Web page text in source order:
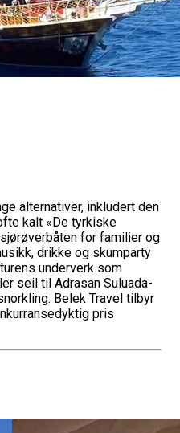
alternativer, inkludert den
kalt «De tyrkiske
for familier og
drikke og skumparty
underverk som
seil til Adrasan Suluada-
Belek Travel tilbyr
pris